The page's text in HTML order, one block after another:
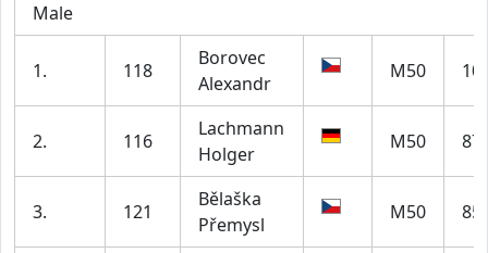
Male
1. 118
Borovec
Alexandr
M50
2. 116
Lachmann
Holger
M50 87
3. 121
Bělaška
Přemysl
M50 85